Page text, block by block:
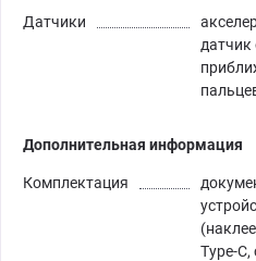
Датчики
датчик
Дополнительная информация
Комплектация
Type-